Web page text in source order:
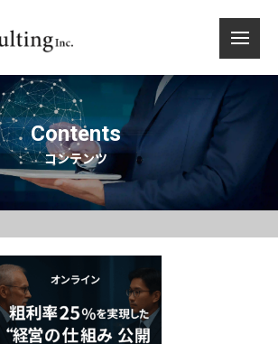
Contents
コンテンツ